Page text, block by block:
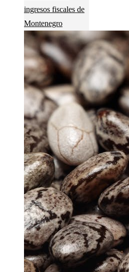
ingresos fiscales de
Montenegro